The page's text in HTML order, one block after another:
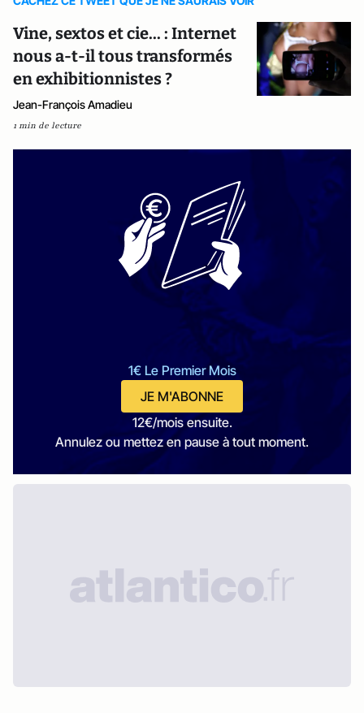
Vine, sextos et cie... : Internet
nous a-t-il tous transformés
en exhibitionnistes ?
Jean-François Amadieu
1 min de lecture
1€ Le Premier Mois
JE M'ABONNE
12€/mois ensuite.
Annulez ou mettez en pause à tout moment.